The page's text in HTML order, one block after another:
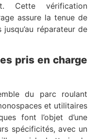
Cette vérification
assure la tenue de
réparateur de
pris en charge
du parc roulant
et utilitaires
font l’objet d’une
spécificités, avec un